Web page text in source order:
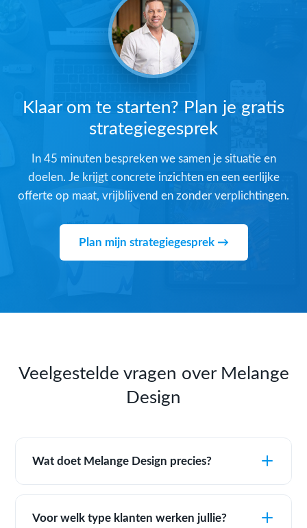
Klaar om te starten? Plan je gratis
strategiegesprek
In 45 minuten bespreken we samen je situatie en
doelen. Je krijgt concrete inzichten en een eerlijke
offerte op maat, vrijblijvend en zonder verplichtingen.
Plan mijn strategiegesprek →
Veelgestelde vragen over Melange
Design
Wat doet Melange Design precies?
Voor welk type klanten werken jullie?